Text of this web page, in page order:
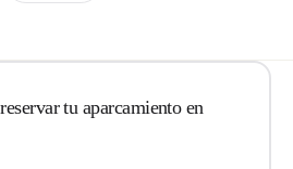
tu aparcamiento en